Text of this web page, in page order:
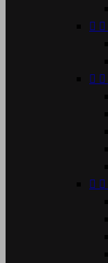
 
 
 